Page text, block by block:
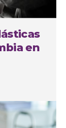
en